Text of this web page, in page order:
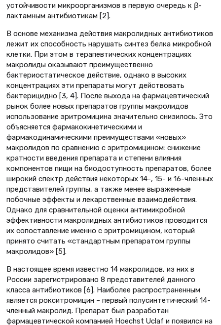
устойчивости микроорганизмов в первую очередь к β-
лактамным антибиотикам [2].
В основе механизма действия макролидных антибиотиков
лежит их способность нарушать синтез белка микробной
клетки. При этом в терапевтических концентрациях
макролиды оказывают преимущественно
бактериостатическое действие, однако в высоких
концентрациях эти препараты могут действовать
бактерицидно [3, 4]. После выхода на фармацевтический
рынок более новых препаратов группы макролидов
использование эритромицина значительно снизилось. Это
объясняется фармакокинетическими и
фармакодинамическими преимуществами «новых»
макролидов по сравнению с эритромицином: снижение
кратности введения препарата и степени влияния
компонентов пищи на биодоступность препаратов, более
широкий спектр действия некоторых 14-, 15- и 16-членных
представителей группы, а также менее выраженные
побочные эффекты и лекарственные взаимодействия.
Однако для сравнительной оценки антимикробной
эффективности макролидных антибиотиков проводится
их сопоставление именно с эритромицином, который
принято считать «стандартным препаратом группы
макролидов» [5].
В настоящее время известно 14 макролидов, из них в
России зарегистрировано 8 представителей данного
класса антибиотиков [6]. Наиболее распространенным
является рокситромицин – первый полусинтетический 14-
членный макролид. Препарат был разработан
фармацевтической компанией Hoechst Uclaf и появился на